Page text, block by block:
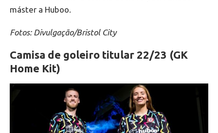
máster a Huboo.
Fotos: Divulgação/Bristol City
Camisa de goleiro titular 22/23 (GK
Home Kit)